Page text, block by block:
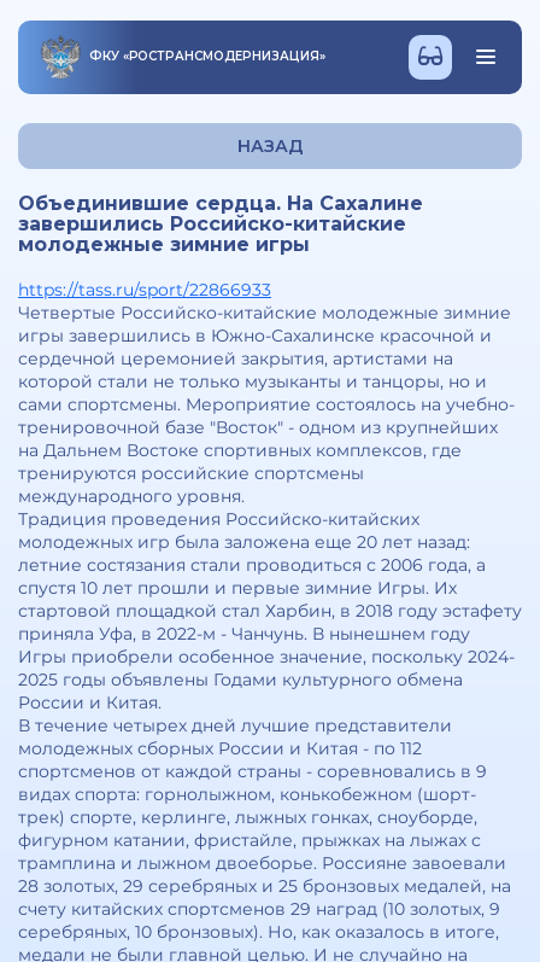
ФКУ «РОСТРАНСМОДЕРНИЗАЦИЯ»
НАЗАД
Объединившие сердца. На Сахалине
завершились Российско-китайские
молодежные зимние игры
https://tass.ru/sport/22866933
Четвертые Российско-китайские молодежные зимние
игры завершились в Южно-Сахалинске красочной и
сердечной церемонией закрытия, артистами на
которой стали не только музыканты и танцоры, но и
сами спортсмены. Мероприятие состоялось на учебно-
тренировочной базе "Восток" - одном из крупнейших
на Дальнем Востоке спортивных комплексов, где
тренируются российские спортсмены
международного уровня.
Традиция проведения Российско-китайских
молодежных игр была заложена еще 20 лет назад:
летние состязания стали проводиться с 2006 года, а
спустя 10 лет прошли и первые зимние Игры. Их
стартовой площадкой стал Харбин, в 2018 году эстафету
приняла Уфа, в 2022-м - Чанчунь. В нынешнем году
Игры приобрели особенное значение, поскольку 2024-
2025 годы объявлены Годами культурного обмена
России и Китая.
В течение четырех дней лучшие представители
молодежных сборных России и Китая - по 112
спортсменов от каждой страны - соревновались в 9
видах спорта: горнолыжном, конькобежном (шорт-
трек) спорте, керлинге, лыжных гонках, сноуборде,
фигурном катании, фристайле, прыжках на лыжах с
трамплина и лыжном двоеборье. Россияне завоевали
28 золотых, 29 серебряных и 25 бронзовых медалей, на
счету китайских спортсменов 29 наград (10 золотых, 9
серебряных, 10 бронзовых). Но, как оказалось в итоге,
медали не были главной целью. И не случайно на